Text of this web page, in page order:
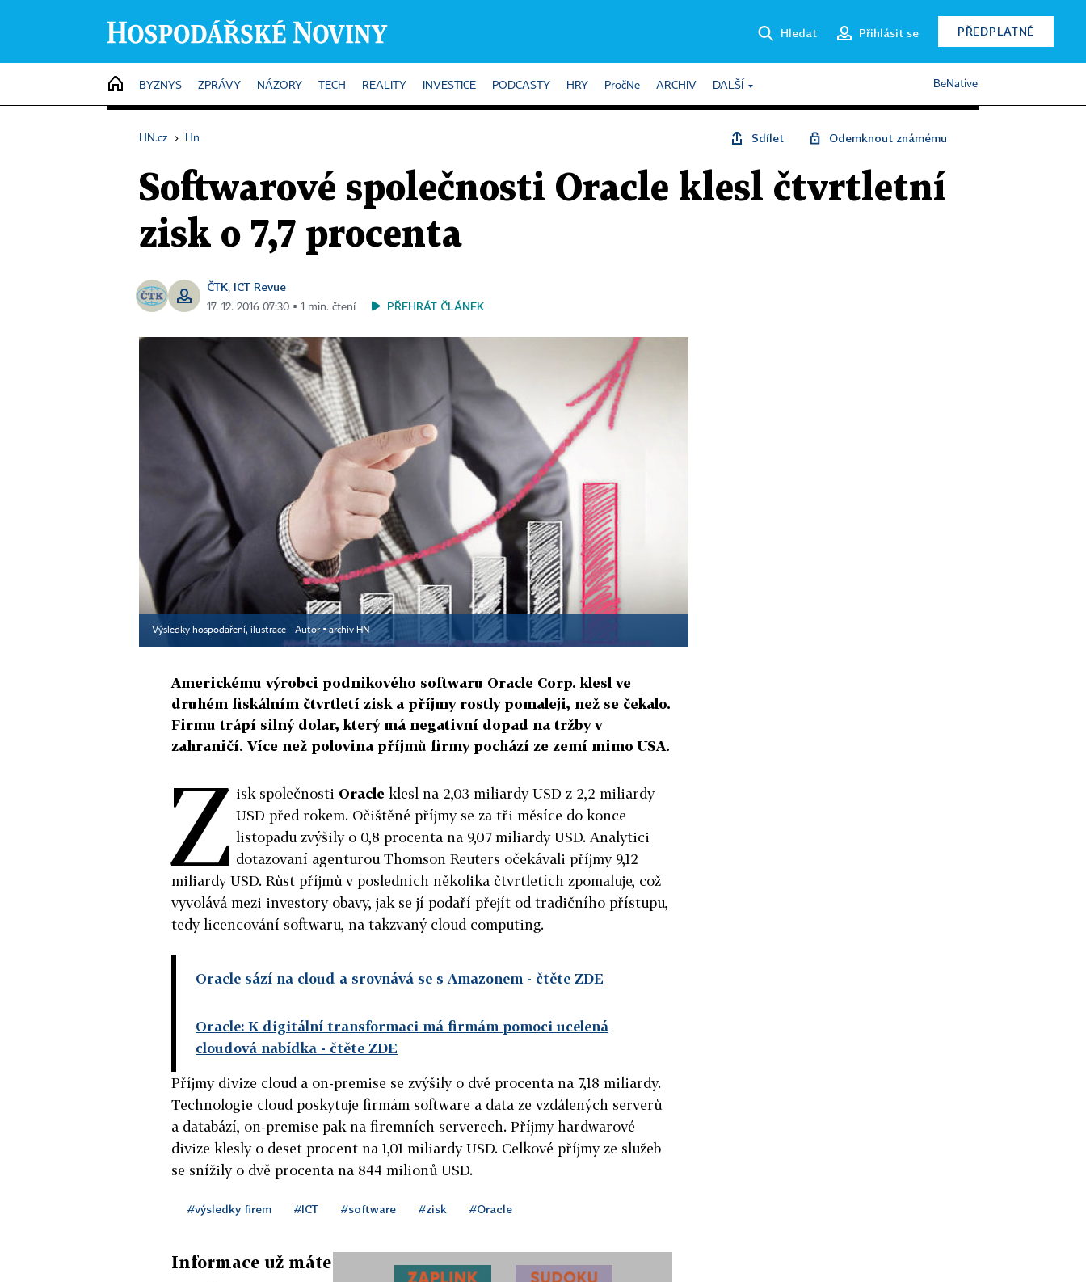
Hledat Přihlásit se PŘEDPLATNÉ
HOME
BYZNYS ZPRÁVY NÁZORY TECH REALITY INVESTICE PODCASTY HRY PročNe ARCHIV DALŠÍ BeNative
HN.cz › Hn Sdílet Odemknout známému
Softwarové společnosti Oracle klesl čtvrtletní
zisk o 7,7 procenta
ČTK, ICT Revue
17. 12. 2016 07:30 ▪ 1 min. čtení PŘEHRÁT ČLÁNEK
Výsledky hospodaření, ilustrace Autor ▪ archiv HN
Americkému výrobci podnikového softwaru Oracle Corp. klesl ve
druhém fiskálním čtvrtletí zisk a příjmy rostly pomaleji, než se čekalo.
Firmu trápí silný dolar, který má negativní dopad na tržby v
zahraničí. Více než polovina příjmů firmy pochází ze zemí mimo USA.
Z isk společnosti Oracle klesl na 2,03 miliardy USD z 2,2 miliardy
USD před rokem. Očištěné příjmy se za tři měsíce do konce
listopadu zvýšily o 0,8 procenta na 9,07 miliardy USD. Analytici
dotazovaní agenturou Thomson Reuters očekávali příjmy 9,12
miliardy USD. Růst příjmů v posledních několika čtvrtletích zpomaluje, což
vyvolává mezi investory obavy, jak se jí podaří přejít od tradičního přístupu,
tedy licencování softwaru, na takzvaný cloud computing.
Oracle sází na cloud a srovnává se s Amazonem - čtěte ZDE
Oracle: K digitální transformaci má firmám pomoci ucelená
cloudová nabídka - čtěte ZDE
Příjmy divize cloud a on-premise se zvýšily o dvě procenta na 7,18 miliardy.
Technologie cloud poskytuje firmám software a data ze vzdálených serverů
a databází, on-premise pak na firemních serverech. Příjmy hardwarové
divize klesly o deset procent na 1,01 miliardy USD. Celkové příjmy ze služeb
se snížily o dvě procenta na 844 milionů USD.
#výsledky firem #ICT #software #zisk #Oracle
Informace už máte